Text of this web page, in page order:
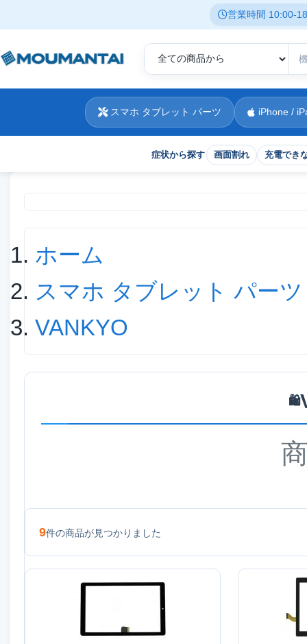
営業時間 10:00-
症状から探す 画面割れ 充電でき
スマホ タブレット パーツ iPhone /
現在位置
ホーム
スマホ タブレット パーツ
VANKYO
🛍️
9件の商品が見つかりました